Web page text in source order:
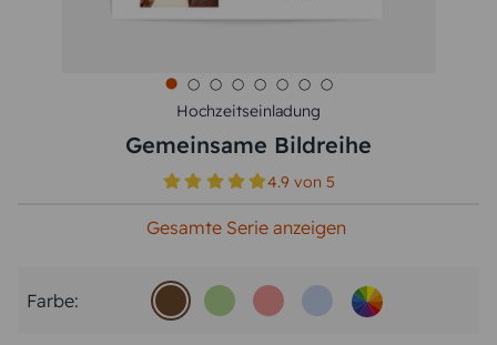
Hochzeitseinladung
Gemeinsame Bildreihe
4.9 von5
Gesamte Serie anzeigen
Farbe: